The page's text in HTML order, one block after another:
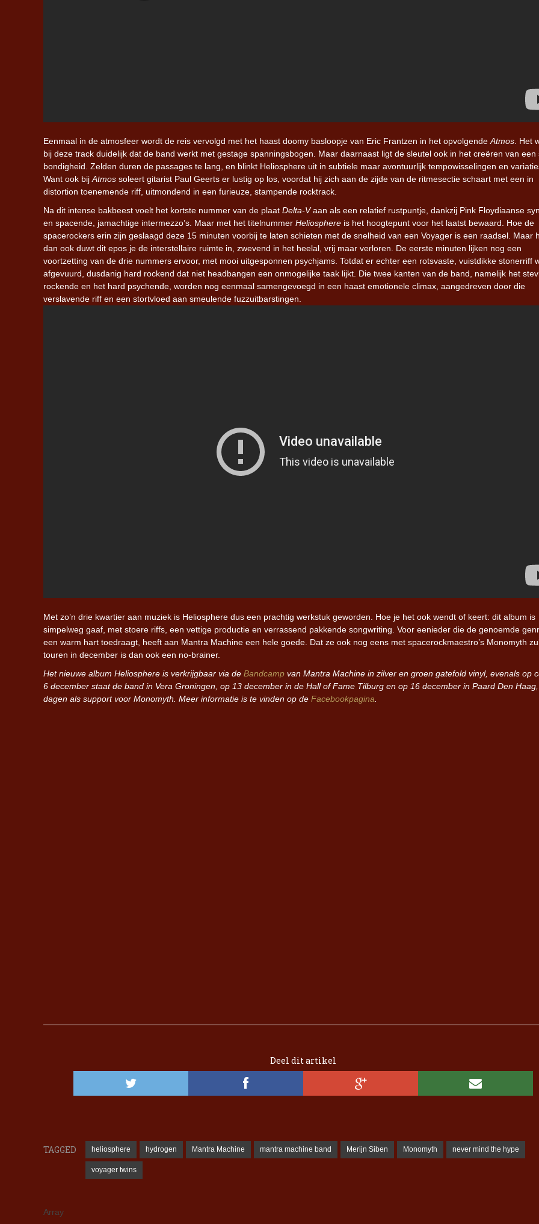
Eenmaal in de atmosfeer wordt de reis vervolgd met het haast doomy basloopje van Eric Frantzen in het opvolgende Atmos . Het
bij deze track duidelijk dat de band werkt met gestage spanningsbogen. Maar daarnaast ligt de sleutel ook in het creëren van een
bondigheid. Zelden duren de passages te lang, en blinkt Heliosphere uit in subtiele maar avontuurlijk tempowisselingen en
Want ook bij Atmos soleert gitarist Paul Geerts er lustig op los, voordat hij zich aan de zijde van de ritmesectie schaart met een in
distortion toenemende riff, uitmondend in een furieuze, stampende rocktrack.
Na dit intense bakbeest voelt het kortste nummer van de plaat Delta-Vaan als een relatief rustpuntje, dankzij Pink Floydiaanse
en spacende, jamachtige intermezzo’s. Maar met het titelnummer Heliosphere is het hoogtepunt voor het laatst bewaard. Hoe de
spacerockers erin zijn geslaagd deze 15 minuten voorbij te laten schieten met de snelheid van een Voyager is een raadsel. Maar
dan ook duwt dit epos je de interstellaire ruimte in, zwevend in het heelal, vrij maar verloren. De eerste minuten lijken nog een
voortzetting van de drie nummers ervoor, met mooi uitgesponnen psychjams. Totdat er echter een rotsvaste, vuistdikke stonerriff
afgevuurd, dusdanig hard rockend dat niet headbangen een onmogelijke taak lijkt. Die twee kanten van de band, namelijk het
rockende en het hard psychende, worden nog eenmaal samengevoegd in een haast emotionele climax, aangedreven door die
verslavende riff en een stortvloed aan smeulende fuzzuitbarstingen.
Met zo’n drie kwartier aan muziek is Heliosphere dus een prachtig werkstuk geworden. Hoe je het ook wendt of keert: dit album is
simpelweg gaaf, met stoere riffs, een vettige productie en verrassend pakkende songwriting. Voor eenieder die de genoemde
een warm hart toedraagt, heeft aan Mantra Machine een hele goede. Dat ze ook nog eens met spacerockmaestro’s Monomyth
touren in december is dan ook een no-brainer.
Het nieuwe album Heliosphere is verkrijgbaar via de Bandcamp van Mantra Machine in zilver en groen gatefold vinyl, evenals op
6 december staat de band in Vera Groningen, op 13 december in de Hall of Fame Tilburg en op 16 december in Paard Den
dagen als support voor Monomyth. Meer informatie is te vinden op de Facebookpagina
Deel dit artikel
TAGGED heliosphere hydrogen Mantra Machine mantra machine band Merijn Siben Monomyth never mind the hype
voyager twins
Array